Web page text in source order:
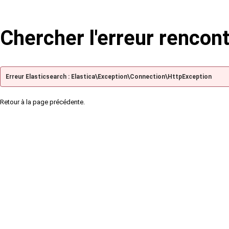
Chercher l'erreur
Erreur Elasticsearch : Elastica\Exception\Connection\HttpException
Retour à la page précédente.